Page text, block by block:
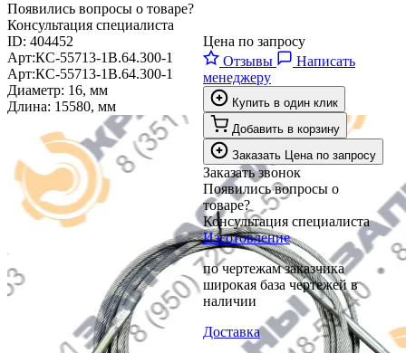
Появились вопросы о товаре?
Консультация специалиста
ID: 404452
Арт:КС-55713-1В.64.300-1
Арт:КС-55713-1В.64.300-1
Диаметр: 16, мм
Длина: 15580, мм
Цена по запросу
Отзывы
Написать
менеджеру
Купить в один клик
Добавить в корзину
Заказать Цена по запросу
Заказать звонок
Появились вопросы о
товаре?
Консультация специалиста
Изготовление
по чертежам заказчика
широкая база чертежей в
наличии
Доставка